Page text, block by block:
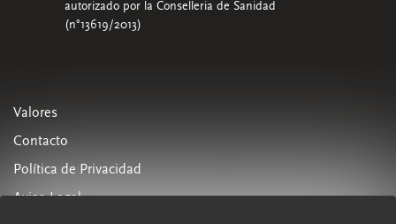
autorizado por la Conselleria de Sanidad
(n°13619/2013)
Valores
Contacto
Política de Privacidad
Aviso Legal